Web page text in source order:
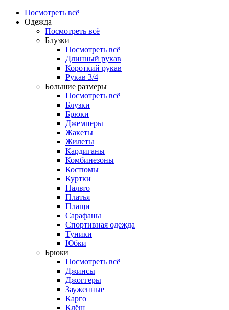
Посмотреть всё
Одежда
Посмотреть всё
Блузки
Посмотреть всё
Длинный рукав
Короткий рукав
Рукав 3/4
Большие размеры
Посмотреть всё
Блузки
Брюки
Джемперы
Жакеты
Жилеты
Кардиганы
Комбинезоны
Костюмы
Куртки
Пальто
Платья
Плащи
Сарафаны
Спортивная одежда
Туники
Юбки
Брюки
Посмотреть всё
Джинсы
Джоггеры
Зауженные
Карго
Клёш